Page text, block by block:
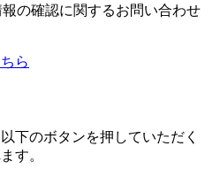
の確認に関するお問い合わせ
ら
下のボタンを押していただく
す。